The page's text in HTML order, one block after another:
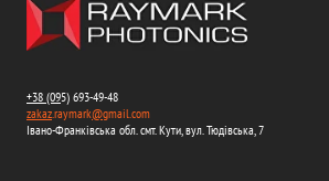
+38 (095) 693-49-48
zakaz.raymark@gmail.com
Івано-Франківська обл. смт. Кути, вул. Тюдівська, 7